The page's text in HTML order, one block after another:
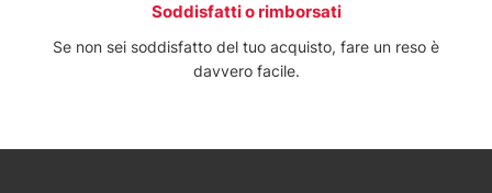
Soddisfatti o rimborsati
Se non sei soddisfatto del tuo acquisto, fare un reso è
davvero facile.